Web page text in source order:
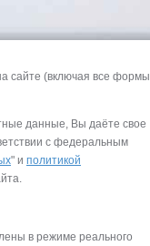
сайте (включая все формы
данные, Вы даёте свое
с федеральным
" и политикой
в режиме реального